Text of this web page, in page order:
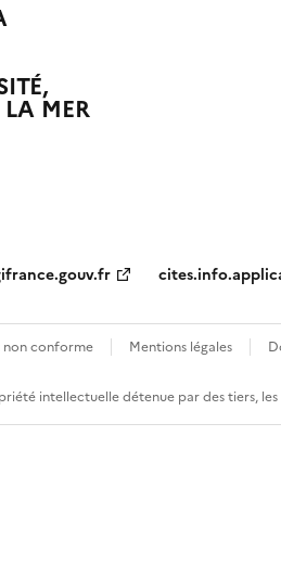
MER
non conforme Mentions légales
intellectuelle détenue par des tiers,